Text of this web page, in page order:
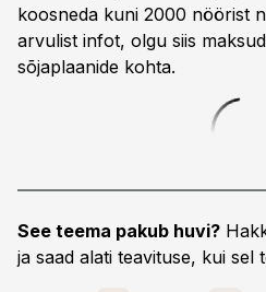
koosneda kuni 2000 nöörist
arvulist infot, olgu siis
sõjaplaanide kohta.
See teema pakub huvi?
ja saad alati teavituse, kui sel